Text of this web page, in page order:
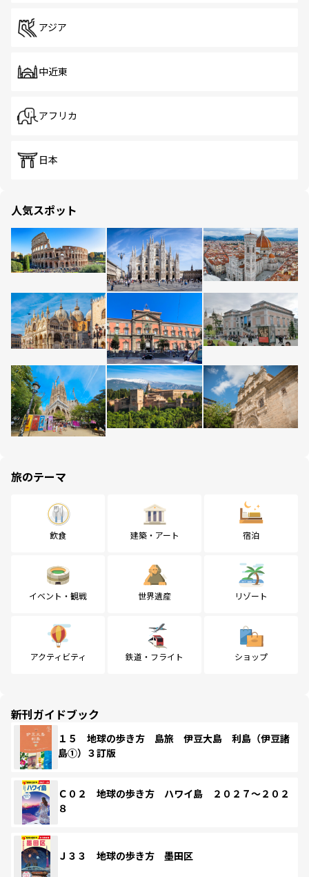
アジア
中近東
アフリカ
日本
人気スポット
旅のテーマ
飲食 建築・アート 宿泊
イベント・観戦 世界遺産 リゾート
アクティビティ 鉄道・フライト ショップ
新刊ガイドブック
１５ 地球の歩き方 島旅 伊豆大島 利島（伊豆諸
島①）３訂版
Ｃ０２ 地球の歩き方 ハワイ島 ２０２７～２０２
８
Ｊ３３ 地球の歩き方 墨田区